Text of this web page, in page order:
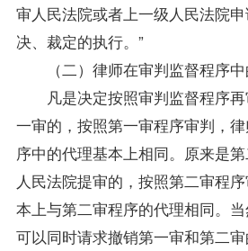
审人民法院或者上一级人民法院
决、裁定的执行。”
（二）律师在审判监督程序中
凡是决定按照审判监督程序再
一审的，按照第一审程序审判，
序中的代理基本上相同。原来是
人民法院提审的，按照第二审程
本上与第二审程序的代理相同。
可以同时请求撤销第一审和第二